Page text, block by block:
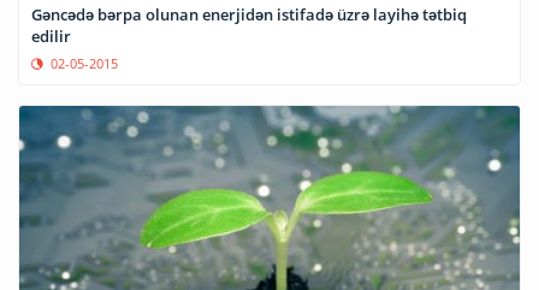
Gəncədə bərpa olunan enerjidən istifadə üzrə layihə tətbiq
edilir
02-05-2015